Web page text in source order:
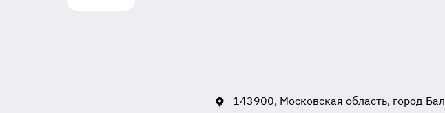
143900, Московская область, город